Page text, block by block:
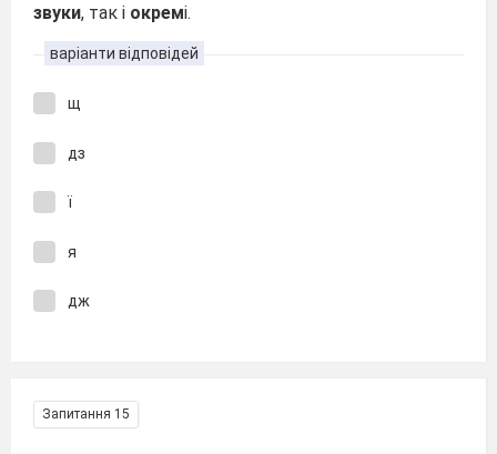
звуки, так і окремі.
варіанти відповідей
щ
дз
ї
я
дж
Запитання 15